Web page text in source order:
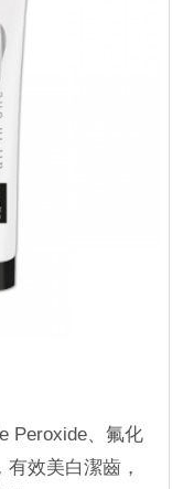
Peroxide、氟化
效美白潔齒，